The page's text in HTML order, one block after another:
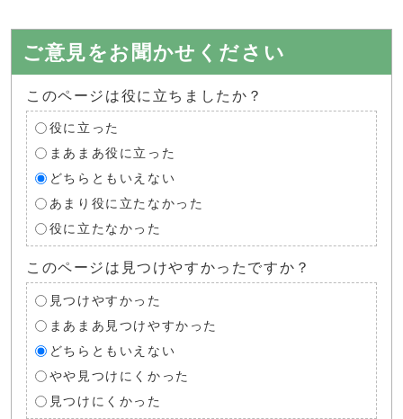
ご意見をお聞かせください
このページは役に立ちましたか？
役に立った
まあまあ役に立った
どちらともいえない
あまり役に立たなかった
役に立たなかった
このページは見つけやすかったですか？
見つけやすかった
まあまあ見つけやすかった
どちらともいえない
やや見つけにくかった
見つけにくかった